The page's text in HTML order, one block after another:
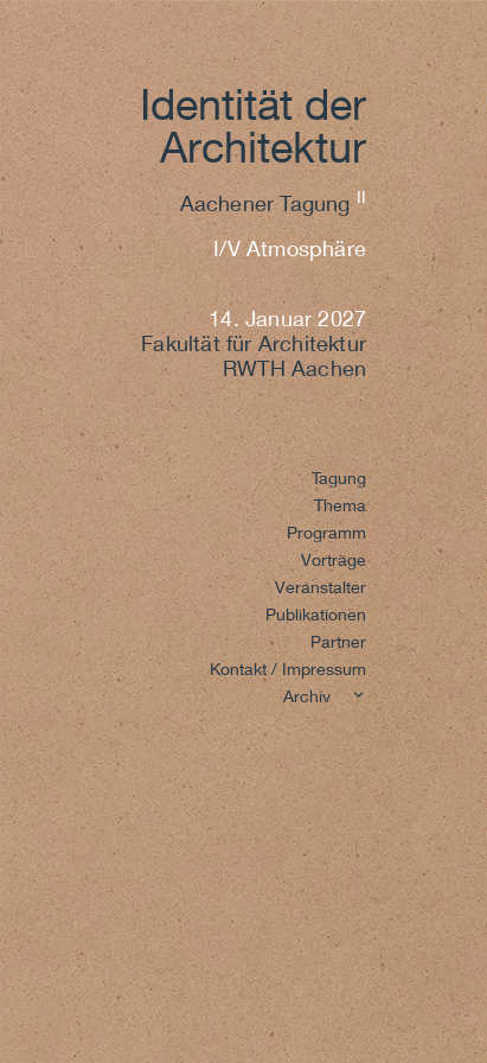
Identität der
Architektur
Aachener Tagung II
I/V Atmosphäre
14. Januar 2027
Fakultät für Architektur
RWTH Aachen
Tagung
Thema
Programm
Vorträge
Veranstalter
Publikationen
Partner
Kontakt / Impressum
Archiv
expand
child
menu